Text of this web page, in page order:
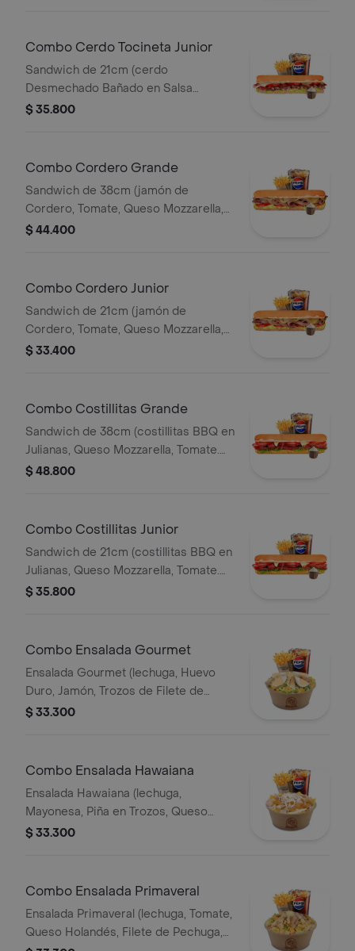
Combo Cerdo Tocineta Junior
Sandwich de 21cm (cerdo
Desmechado Bañado en Salsa
Bbq,tocineta,queso
$ 35.800
Combo Cordero Grande
Sandwich de 38cm (jamón de
Cordero, Tomate, Queso Mozzarella,
Lechuga y Salsa de Ajo) Papa
$ 44.400
Combo Cordero Junior
Sandwich de 21cm (jamón de
Cordero, Tomate, Queso Mozzarella,
Lechuga y Salsa de Ajo) Papa
$ 33.400
Combo Costillitas Grande
Sandwich de 38cm (costillitas BBQ en
Julianas, Queso Mozzarella, Tomate.
Salsa Bbq, Lechuga y Salsa de Ajo)
$ 48.800
Combo Costillitas Junior
Sandwich de 21cm (costillitas BBQ en
Julianas, Queso Mozzarella, Tomate.
Salsa Bbq, Lechuga y Salsa de Ajo)
$ 35.800
Combo Ensalada Gourmet
Ensalada Gourmet (lechuga, Huevo
Duro, Jamón, Trozos de Filete de
Pechuga, Queso Holandés, Arvejas,
$ 33.300
Combo Ensalada Hawaiana
Ensalada Hawaiana (lechuga,
Mayonesa, Piña en Trozos, Queso
Holandés, Jamón y Pollo) Papas 140gr
$ 33.300
Combo Ensalada Primaveral
Ensalada Primaveral (lechuga, Tomate,
Queso Holandés, Filete de Pechuga,